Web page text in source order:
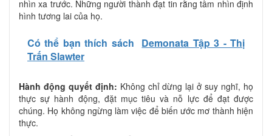
nhìn xa trước. Những người thành đạt tin rằng tầm nhìn định
hình tương lai của họ.
Có thể bạn thích sách
Demonata Tập 3 - Thị
Trấn Slawter
Hành động quyết định: Không chỉ dừng lại ở suy nghĩ, họ
thực sự hành động, đặt mục tiêu và nỗ lực để đạt được
chúng. Họ không ngừng làm việc để biến ước mơ thành hiện
thực.